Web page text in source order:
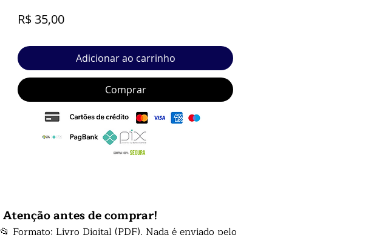
R$ 35,00Preço
Adicionar ao carrinho
Comprar
Atenção antes de comprar!